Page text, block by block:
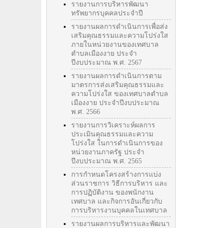
รายงานการบริหารพัฒนา
ทรัพยากรบุคคลประจำปี
รายงานผลการดำเนินการเพื่อส่ง
เสริมคุณธรรมและความโปร่งใส
ภายในหน่วยงานของเทศบาล
ตำบลเมืองงาย ประจำ
ปีงบประมาณ พ.ศ. 2567
รายงานผลการดำเนินการตาม
มาตรการส่งเสริมคุณธรรมและ
ความโปร่งใส ของเทศบาลตำบล
เมืองงาย ประจำปีงบประมาณ
พ.ศ. 2566
รายงานการวิเคราะห์ผลการ
ประเมินคุณธรรมและความ
โปร่งใส ในการดำเนินการของ
หน่วยงานภาครัฐ ประจำ
ปีงบประมาณ พ.ศ. 2565
การกำหนดโครงสร้างการแบ่ง
ส่วนราชการ วิธีการบริหาร และ
การปฏิบัติงาน ของพนักงาน
เทศบาล และกิจการอันเกี่ยวกับ
การบริหารงานบุคคลในเทศบาล
รายงานผลการบริหารและพัฒนา